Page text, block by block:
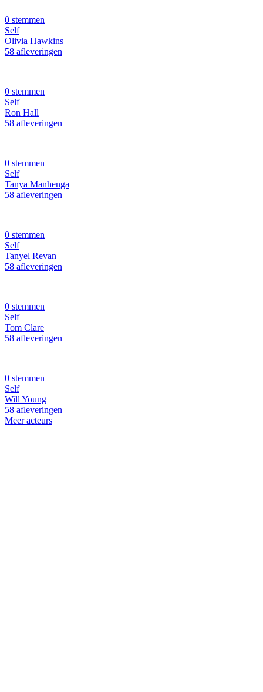
0 stemmen
Self
Olivia Hawkins
58 afleveringen
0 stemmen
Self
Ron Hall
58 afleveringen
0 stemmen
Self
Tanya Manhenga
58 afleveringen
0 stemmen
Self
Tanyel Revan
58 afleveringen
0 stemmen
Self
Tom Clare
58 afleveringen
0 stemmen
Self
Will Young
58 afleveringen
Meer acteurs